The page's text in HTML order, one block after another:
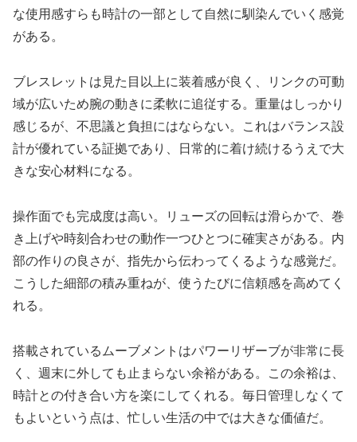
な使用感すらも時計の一部として自然に馴染んでいく感覚
がある。
ブレスレットは見た目以上に装着感が良く、リンクの可動
域が広いため腕の動きに柔軟に追従する。重量はしっかり
感じるが、不思議と負担にはならない。これはバランス設
計が優れている証拠であり、日常的に着け続けるうえで大
きな安心材料になる。
操作面でも完成度は高い。リューズの回転は滑らかで、巻
き上げや時刻合わせの動作一つひとつに確実さがある。内
部の作りの良さが、指先から伝わってくるような感覚だ。
こうした細部の積み重ねが、使うたびに信頼感を高めてく
れる。
搭載されているムーブメントはパワーリザーブが非常に長
く、週末に外しても止まらない余裕がある。この余裕は、
時計との付き合い方を楽にしてくれる。毎日管理しなくて
もよいという点は、忙しい生活の中では大きな価値だ。